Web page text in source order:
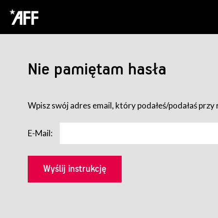
Nie pamiętam hasła
Wpisz swój adres email, który podałeś/podałaś
E-Mail: